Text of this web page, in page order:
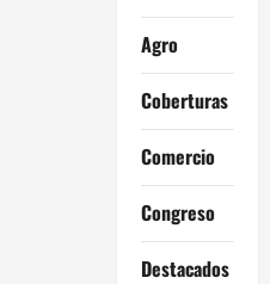
Agro
Coberturas
Comercio
Congreso
Destacados